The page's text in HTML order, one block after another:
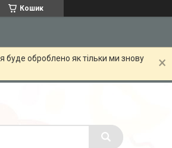
Кошик
буде оброблено як тільки ми знову